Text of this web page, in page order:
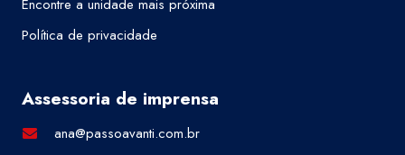
Encontre a unidade mais próxima
Política de privacidade
Assessoria de imprensa
ana@passoavanti.com.br